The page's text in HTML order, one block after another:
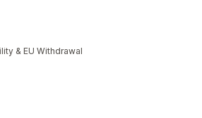
& EU Withdrawal